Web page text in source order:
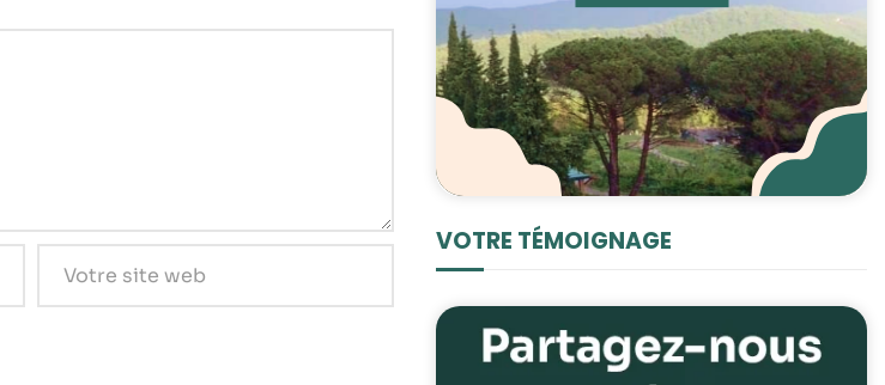
VOTRE TÉMOIGNAGE
chances de
voir du